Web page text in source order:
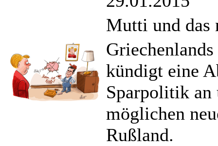
Mutti und das
kündigt eine
Sparpolitik an
möglichen
Rußland.